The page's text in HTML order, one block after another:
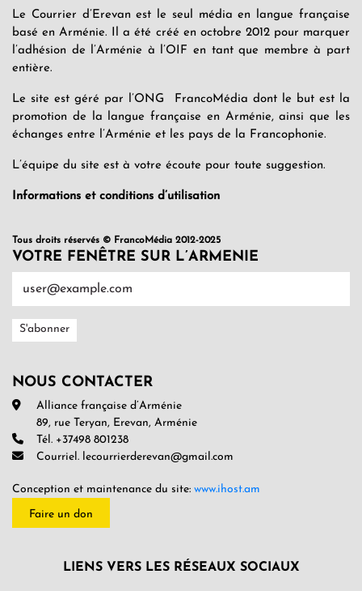
Le Courrier d’Erevan est le seul média en langue française
basé en Arménie. Il a été créé en octobre 2012 pour marquer
l’adhésion de l’Arménie à l’OIF en tant que membre à part
entière.
Le site est géré par l’ONG FrancoMédia dont le but est la
promotion de la langue française en Arménie, ainsi que les
échanges entre l’Arménie et les pays de la Francophonie.
L’équipe du site est à votre écoute pour toute suggestion.
Informations et conditions d’utilisation
Tous droits réservés © FrancoMédia 2012-2025
VOTRE FENÊTRE SUR L’ARMENIE
NOUS CONTACTER
Alliance française d’Arménie
89, rue Teryan, Erevan, Arménie
Tél. +37498 801238
Courriel. lecourrierderevan@gmail.com
Conception et maintenance du site: www.ihost.am
Faire un don
LIENS VERS LES RÉSEAUX SOCIAUX